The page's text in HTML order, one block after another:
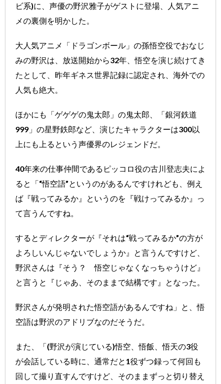
ビ系)に、声優の野沢雅子がゲストに登場、人気アニ
メの裏側を明かした。
大人気アニメ「ドラゴンボール」の孫悟空役でおなじ
みの野沢は、放送開始から32年、悟空を演じ続けてき
たとして、昨年ギネス世界記録に認定され、海外での
人気も絶大。
ほかにも「ゲゲゲの鬼太郎」の鬼太郎、「銀河鉄道
999」の星野鉄郎など、演じたキャラクターは300以
上にも上るという声優界のレジェンドだ。
40年来の仕事仲間であるピッコロ役の古川登志夫によ
ると「“悟空語”というのがあるんですけれども、例え
ば『戦ってみるか』というのを『戦けってみるか』っ
て言うんですね。
するとディレクターが『それは“戦ってみるか”の方が
よろしいんじゃないでしょうか』と言うんですけど、
野沢さんは『そう？ 悟空じゃなくなっちゃうけど』
と言うと『じゃあ、そのままで結構です』となった。
野沢さんが発明された悟空語があるんですね」と、悟
空語は野沢のアドリブなのだそうだ。
また、「(野沢が演じている)悟空、悟飯、悟天の3役
が会話している時に、通常だと1役ずつ録って何回も
回して撮り直すんですけど、そのままずっと切り替え